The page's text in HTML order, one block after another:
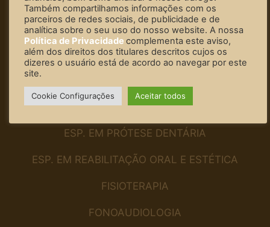
CIRURGIA-DENTISTA
CLÍNICA GERAL
ENDOCRINOLOGIA
ESP. EM PRÓTESE DENTÁRIA
ESP. EM REABILITAÇÃO ORAL E ESTÉTICA
FISIOTERAPIA
FONOAUDIOLOGIA
Também compartilhamos informações com os
parceiros de redes sociais, de publicidade e de
analítica sobre o seu uso do nosso website. A nossa
Política de Privacidade complementa este aviso,
além dos direitos dos titulares descritos cujos os
dizeres o usuário está de acordo ao navegar por este
site.
Cookie Configurações Aceitar todos